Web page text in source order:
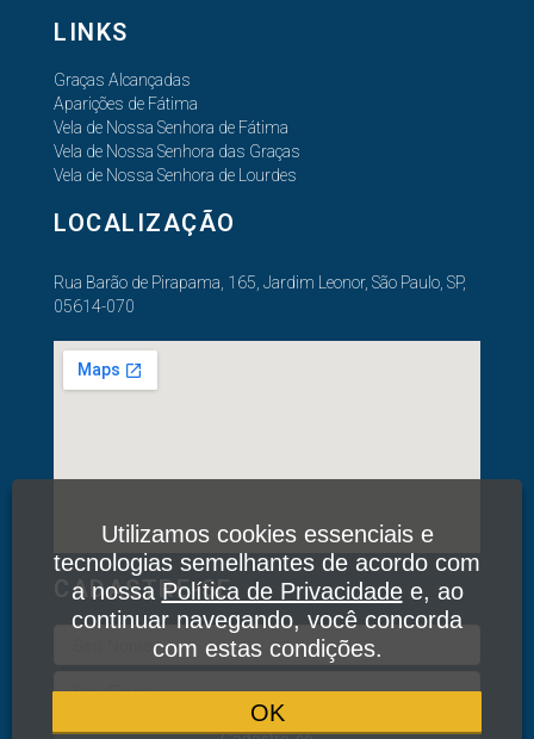
LINKS
Graças Alcançadas
Aparições de Fátima
Vela de Nossa Senhora de Fátima
Vela de Nossa Senhora das Graças
Vela de Nossa Senhora de Lourdes
LOCALIZAÇÃO
Rua Barão de Pirapama, 165, Jardim Leonor, São Paulo, SP,
05614-070
CADASTRE-SE
Utilizamos cookies essenciais e
tecnologias semelhantes de acordo com
a nossaPolítica de Privacidadee, ao
continuar navegando, você concorda
com estas condições.
OK